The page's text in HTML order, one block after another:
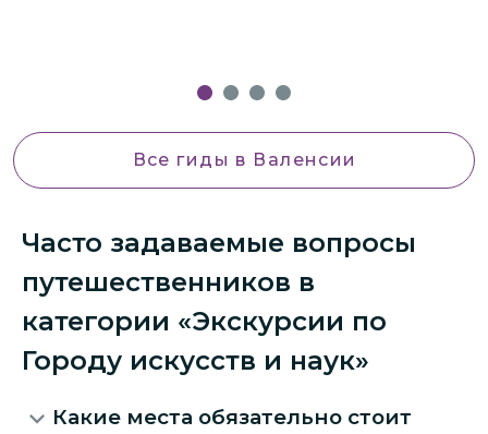
Все гиды в Валенсии
Часто задаваемые вопросы
путешественников в
категории «Экскурсии по
Городу искусств и наук»
Какие места обязательно стоит